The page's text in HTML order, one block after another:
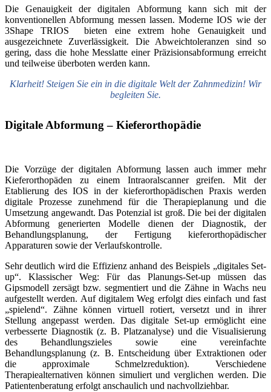
Die Genauigkeit der digitalen Abformung kann sich mit der
konventionellen Abformung messen lassen. Moderne IOS wie der
3Shape TRIOS bieten eine extrem hohe Genauigkeit und
ausgezeichnete Zuverlässigkeit. Die Abweichtoleranzen sind so
gering, dass die hohe Messlatte einer Präzisionsabformung erreicht
und teilweise überboten werden kann.
Klarheit! Steigen Sie ein in die digitale Welt der Zahnmedizin! Wir
begleiten Sie.
Digitale Abformung – Kieferorthopädie
Die Vorzüge der digitalen Abformung lassen auch immer mehr
Kieferorthopäden zu einem Intraoralscanner greifen. Mit der
Etablierung des IOS in der kieferorthopädischen Praxis werden
digitale Prozesse zunehmend für die Therapieplanung und die
Umsetzung angewandt. Das Potenzial ist groß. Die bei der digitalen
Abformung generierten Modelle dienen der Diagnostik, der
Behandlungsplanung, der Fertigung kieferorthopädischer
Apparaturen sowie der Verlaufskontrolle.
Sehr deutlich wird die Effizienz anhand des Beispiels „digitales Set-
up“. Klassischer Weg: Für das Planungs-Set-up müssen das
Gipsmodell zersägt bzw. segmentiert und die Zähne in Wachs neu
aufgestellt werden. Auf digitalem Weg erfolgt dies einfach und fast
„spielend“. Zähne können virtuell rotiert, versetzt und in ihrer
Stellung angepasst werden. Das digitale Set-up ermöglicht eine
verbesserte Diagnostik (z. B. Platzanalyse) und die Visualisierung
des Behandlungszieles sowie eine vereinfachte
Behandlungsplanung (z. B. Entscheidung über Extraktionen oder
die approximale Schmelzreduktion). Verschiedene
Therapiealternativen können simuliert und verglichen werden. Die
Patientenberatung erfolgt anschaulich und nachvollziehbar.